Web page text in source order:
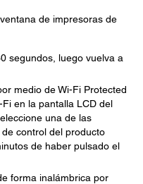
de impresoras de
segundos, luego vuelva a
medio de Wi-Fi Protected
en la pantalla LCD del
una de las
control del producto
de haber pulsado el
forma inalámbrica por